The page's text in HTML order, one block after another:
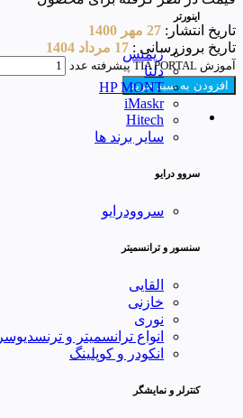
اینورتر
زیمنس
دلتا
HP MONT
iMaskr
Hitech
سایر برند ها
سروو درایو
سروودرایو
سنسور و ترانسمیتر
القایی
خازنی
نوری
انواع ترانسمیتر و ترنسدیوسر
انکودر و کوپلینگ
کنترلر و نمایشگر
تاریخ انتشار: 27 مهر 1400
تاریخ بروزرسانی : 17 مرداد 1404
آموزش TIA PORTAL پیشرفته عدد
افزودن به سبد خرید